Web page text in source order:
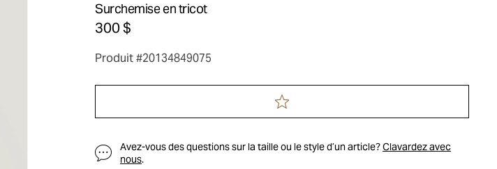
Surchemise en tricot
300 $
Produit #20134849075
Avez-vous des questions sur la taille ou le style d’un article?Clavardez avec
nous.